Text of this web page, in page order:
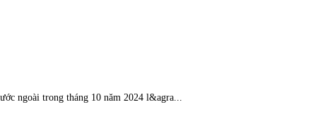
ngoài trong tháng 10 năm 2024 l&agra...